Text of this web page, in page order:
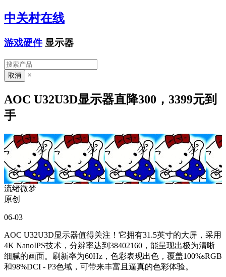
中关村在线
游戏硬件 显示器
×
AOC U32U3D显示器直降300，3399元到
手
流绪微梦
原创
06-03
AOC U32U3D显示器值得关注！它拥有31.5英寸的大屏，采用
4K NanoIPS技术，分辨率达到38402160，能呈现出极为清晰
细腻的画面。刷新率为60Hz，色彩表现出色，覆盖100%sRGB
和98%DCI - P3色域，可带来丰富且逼真的色彩体验。